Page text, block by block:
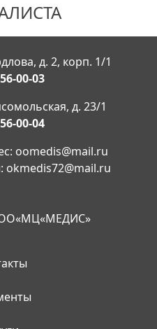
д. 2, корп. 1/1
00-03
д. 23/1
00-04
oomedis@mail.ru
okmedis72@mail.ru